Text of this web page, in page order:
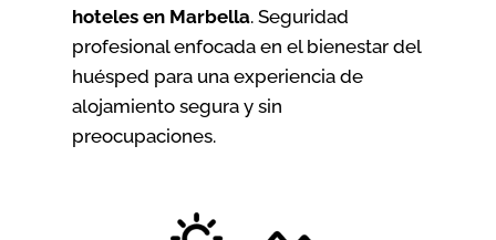
hoteles en Marbella. Seguridad
profesional enfocada en el bienestar del
huésped para una experiencia de
alojamiento segura y sin
preocupaciones.